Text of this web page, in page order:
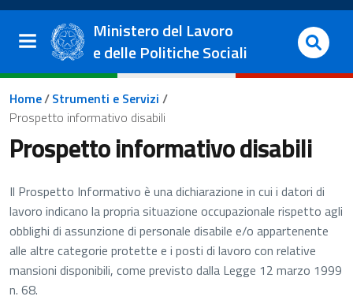
Salta al contenuto principale
Vai al footer
Ministero del Lavoro
e delle Politiche Sociali
Briciole di pane
Home/Strumenti e Servizi /
Prospetto informativo disabili
Prospetto informativo disabili
Il Prospetto Informativo è una dichiarazione in cui i datori di
lavoro indicano la propria situazione occupazionale rispetto agli
obblighi di assunzione di personale disabile e/o appartenente
alle altre categorie protette e i posti di lavoro con relative
mansioni disponibili, come previsto dalla Legge 12 marzo 1999
n. 68.